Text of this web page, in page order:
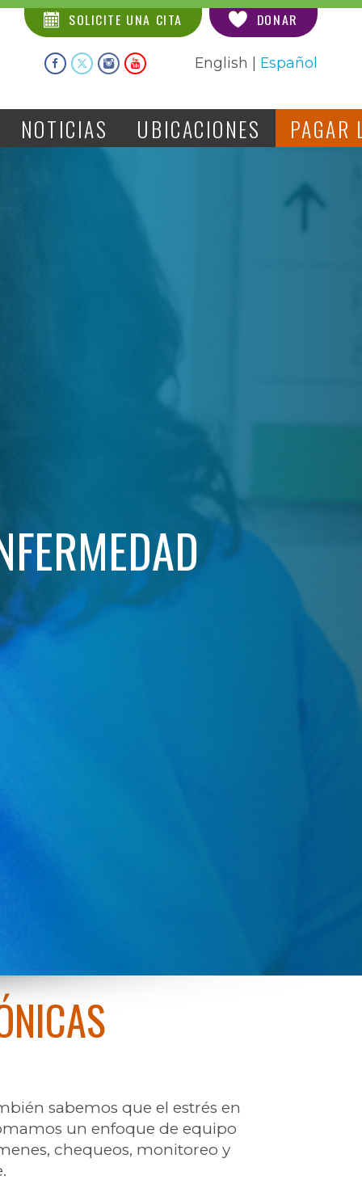
SOLICITE UNA CITA DONAR
English Español
NOTICIAS UBICACIONES PAGAR
sabemos que el estrés en
un enfoque de equipo
chequeos, monitoreo y